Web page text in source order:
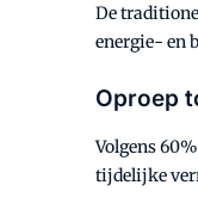
De
energie- en
Oproep
Volgens
tijdelijke